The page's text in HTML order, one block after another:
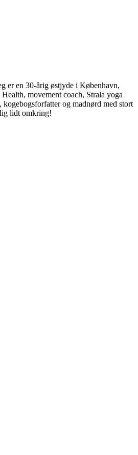
er en 30-årig østjyde i København,
movement coach, Strala yoga
kogebogsforfatter og madnørd med stort
lidt omkring!